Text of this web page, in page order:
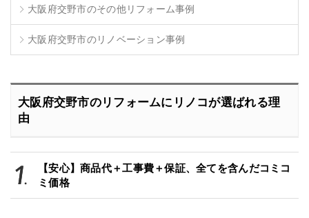
大阪府交野市のその他リフォーム事例
大阪府交野市のリノベーション事例
大阪府交野市のリフォームにリノコが選ばれる理
由
【安心】商品代＋工事費＋保証、全てを含んだコミコ
ミ価格